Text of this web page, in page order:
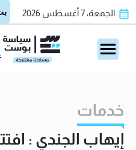
الجمعة، 7 أغسطس 2026
خدمات
إيهاب الجندي :